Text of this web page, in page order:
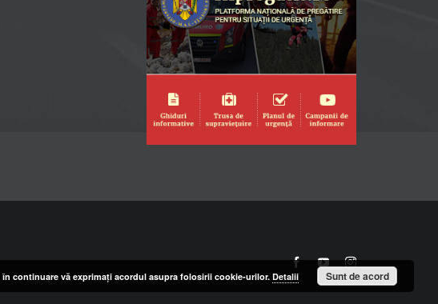
FacebookYouTubeInstagram
continuare vă exprimaţi acordul asupra folosirii cookie-urilor. Detalii Sunt de acord